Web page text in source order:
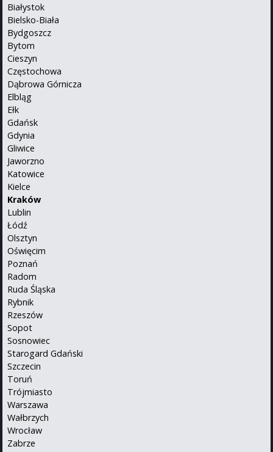
Białystok
Bielsko-Biała
Bydgoszcz
Bytom
Cieszyn
Częstochowa
Dąbrowa Górnicza
Elbląg
Ełk
Gdańsk
Gdynia
Gliwice
Jaworzno
Katowice
Kielce
Kraków
Lublin
Łódź
Olsztyn
Oświęcim
Poznań
Radom
Ruda Śląska
Rybnik
Rzeszów
Sopot
Sosnowiec
Starogard Gdański
Szczecin
Toruń
Trójmiasto
Warszawa
Wałbrzych
Wrocław
Zabrze